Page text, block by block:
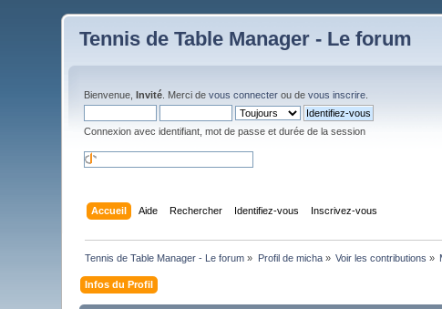
Tennis de Table Manager - Le forum
Bienvenue,Invité . Merci devous connecter ou devous inscrire
Connexion avec identifiant, mot de passe et durée de la session
Accueil Aide Rechercher Identifiez-vous Inscrivez-vous
Tennis de Table Manager - Le forum » Profil de micha» Voir les contributions »
Infos du Profil